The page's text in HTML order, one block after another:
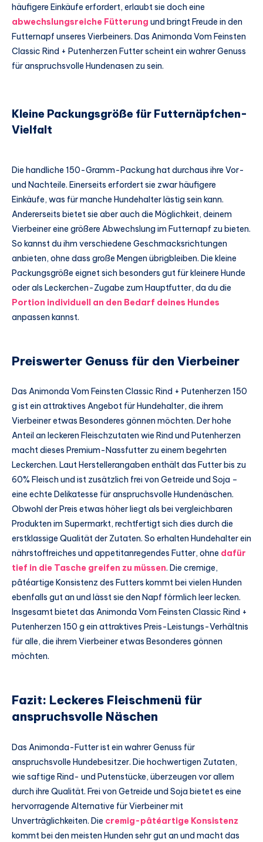
häufigere Einkäufe erfordert, erlaubt sie doch eine
abwechslungsreiche Fütterung und bringt Freude in den
Futternapf unseres Vierbeiners. Das Animonda Vom Feinsten
Classic Rind + Putenherzen Futter scheint ein wahrer Genuss
für anspruchsvolle Hundenasen zu sein.
Kleine Packungsgröße für Futternäpfchen-
Vielfalt
Die handliche 150-Gramm-Packung hat durchaus ihre Vor-
und Nachteile. Einerseits erfordert sie zwar häufigere
Einkäufe, was für manche Hundehalter lästig sein kann.
Andererseits bietet sie aber auch die Möglichkeit, deinem
Vierbeiner eine größere Abwechslung im Futternapf zu bieten.
So kannst du ihm verschiedene Geschmacksrichtungen
anbieten, ohne dass große Mengen übrigbleiben. Die kleine
Packungsgröße eignet sich besonders gut für kleinere Hunde
oder als Leckerchen-Zugabe zum Hauptfutter, da du die
Portion individuell an den Bedarf deines Hundes
anpassen kannst.
Preiswerter Genuss für den Vierbeiner
Das Animonda Vom Feinsten Classic Rind + Putenherzen 150
g ist ein attraktives Angebot für Hundehalter, die ihrem
Vierbeiner etwas Besonderes gönnen möchten. Der hohe
Anteil an leckeren Fleischzutaten wie Rind und Putenherzen
macht dieses Premium-Nassfutter zu einem begehrten
Leckerchen. Laut Herstellerangaben enthält das Futter bis zu
60% Fleisch und ist zusätzlich frei von Getreide und Soja –
eine echte Delikatesse für anspruchsvolle Hundenäschen.
Obwohl der Preis etwas höher liegt als bei vergleichbaren
Produkten im Supermarkt, rechtfertigt sich dies durch die
erstklassige Qualität der Zutaten. So erhalten Hundehalter ein
nährstoffreiches und appetitanregendes Futter, ohne dafür
tief in die Tasche greifen zu müssen. Die cremige,
pâtéartige Konsistenz des Futters kommt bei vielen Hunden
ebenfalls gut an und lässt sie den Napf förmlich leer lecken.
Insgesamt bietet das Animonda Vom Feinsten Classic Rind +
Putenherzen 150 g ein attraktives Preis-Leistungs-Verhältnis
für alle, die ihrem Vierbeiner etwas Besonderes gönnen
möchten.
Fazit: Leckeres Fleischmenü für
anspruchsvolle Näschen
Das Animonda-Futter ist ein wahrer Genuss für
anspruchsvolle Hundebesitzer. Die hochwertigen Zutaten,
wie saftige Rind- und Putenstücke, überzeugen vor allem
durch ihre Qualität. Frei von Getreide und Soja bietet es eine
hervorragende Alternative für Vierbeiner mit
Unverträglichkeiten. Die cremig-pâtéartige Konsistenz
kommt bei den meisten Hunden sehr gut an und macht das